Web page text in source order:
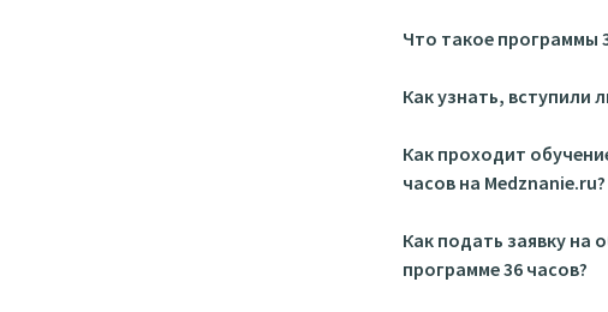
Что такое программы
Как узнать, вступили
Как проходит
часов на Medznanie.ru?
Как подать заявку на
программе 36 часов?